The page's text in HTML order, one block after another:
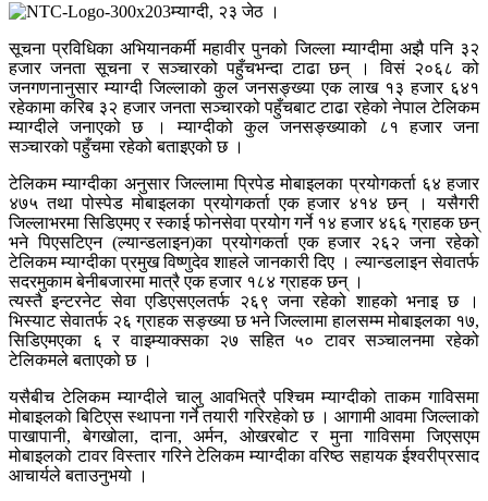
म्याग्दी, २३ जेठ ।
सूचना प्रविधिका अभियानकर्मी महावीर पुनको जिल्ला म्याग्दीमा अझै पनि ३२
हजार जनता सूचना र सञ्चारको पहुँचभन्दा टाढा छन् । विसं २०६८ को
जनगणनानुसार म्याग्दी जिल्लाको कुल जनसङ्ख्या एक लाख १३ हजार ६४१
रहेकामा करिब ३२ हजार जनता सञ्चारको पहुँचबाट टाढा रहेको नेपाल टेलिकम
म्याग्दीले जनाएको छ । म्याग्दीको कुल जनसङ्ख्याको ८१ हजार जना
सञ्चारको पहुँचमा रहेको बताइएको छ ।
टेलिकम म्याग्दीका अनुसार जिल्लामा प्रिपेड मोबाइलका प्रयोगकर्ता ६४ हजार
४७५ तथा पोस्पेड मोबाइलका प्रयोगकर्ता एक हजार ४१४ छन् । यसैगरी
जिल्लाभरमा सिडिएमए र स्काई फोनसेवा प्रयोग गर्ने १४ हजार ४६६ ग्राहक छन्
भने पिएसटिएन (ल्यान्डलाइन)का प्रयोगकर्ता एक हजार २६२ जना रहेको
टेलिकम म्याग्दीका प्रमुख विष्णुदेव शाहले जानकारी दिए । ल्यान्डलाइन सेवातर्फ
सदरमुकाम बेनीबजारमा मात्रै एक हजार १८४ ग्राहक छन् ।
त्यस्तै इन्टरनेट सेवा एडिएसएलतर्फ २६९ जना रहेको शाहको भनाइ छ ।
भिस्याट सेवातर्फ २६ ग्राहक सङ्ख्या छ भने जिल्लामा हालसम्म मोबाइलका १७,
सिडिएमएका ६ र वाइम्याक्सका २७ सहित ५० टावर सञ्चालनमा रहेको
टेलिकमले बताएको छ ।
यसैबीच टेलिकम म्याग्दीले चालु आवभित्रै पश्चिम म्याग्दीको ताकम गाविसमा
मोबाइलको बिटिएस स्थापना गर्ने तयारी गरिरहेको छ । आगामी आवमा जिल्लाको
पाखापानी, बेगखोला, दाना, अर्मन, ओखरबोट र मुना गाविसमा जिएसएम
मोबाइलको टावर विस्तार गरिने टेलिकम म्याग्दीका वरिष्ठ सहायक ईश्वरीप्रसाद
आचार्यले बताउनुभयो ।